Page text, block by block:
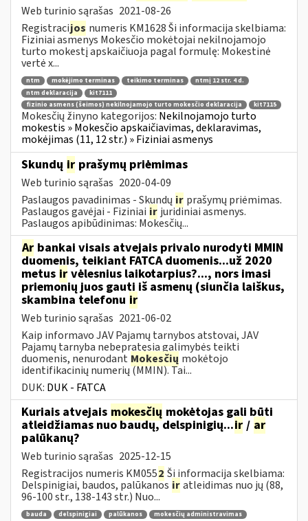
Web turinio sąrašas 2021-08-26
Registracijos numeris KM1628 Ši informacija skelbiama:
Fiziniai asmenys Mokesčio mokėtojai nekilnojamojo
turto mokestį apskaičiuoja pagal formulę: Mokestinė
vertė x...
ntm mokėjimo terminas teikimo terminas
ntmį 12 str. 4 d.
ntm deklaracija
kit7111
fizinio asmens (šeimos) nekilnojamojo turto mokesčio deklaracija
kit7115
Mokesčių žinyno kategorijos: Nekilnojamojo turto
mokestis » Mokesčio apskaičiavimas, deklaravimas,
mokėjimas (11, 12 str.) » Fiziniai asmenys
Skundų ir prašymų priėmimas
Web turinio sąrašas 2020-04-09
Paslaugos pavadinimas - Skundų ir prašymų priėmimas.
Paslaugos gavėjai - Fiziniai ir juridiniai asmenys.
Paslaugos apibūdinimas: Mokesčių...
Ar bankai visais atvejais privalo nurodyti MMIN
duomenis, teikiant FATCA duomenis...už 2020
metus ir vėlesnius laikotarpius?..., nors imasi
priemonių juos gauti iš asmenų (siunčia laiškus,
skambina telefonu ir
Web turinio sąrašas 2021-06-02
Kaip informavo JAV Pajamų tarnybos atstovai, JAV
Pajamų tarnyba nebepratęsia galimybės teikti
duomenis, nenurodant Mokesčių mokėtojo
identifikacinių numerių (MMIN). Tai...
DUK: DUK - FATCA
Kuriais atvejais mokesčių mokėtojas gali būti
atleidžiamas nuo baudų, delspinigių...ir / ar
palūkanų?
Web turinio sąrašas 2025-12-15
Registracijos numeris KM0552 Ši informacija skelbiama:
Delspinigiai, baudos, palūkanos iratleidimas nuo jų (88,
96-100 str., 138-143 str.) Nuo...
bauda delspinigiai palūkanos
mokesčių administravimas